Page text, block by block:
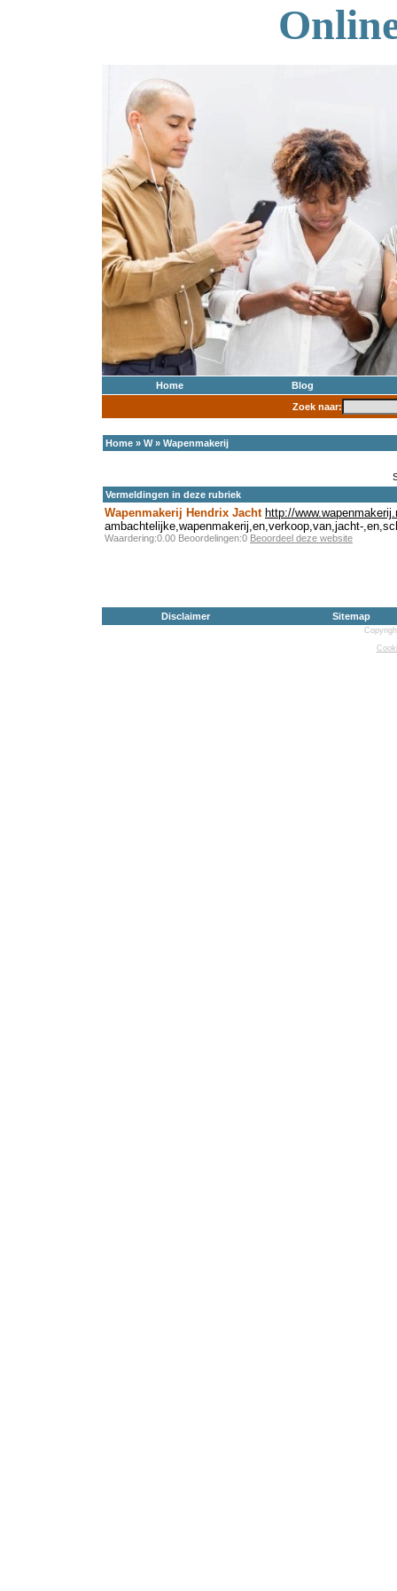
Home
Blog
Zoek naar:
Home » W» Wapenmakerij
Vermeldingen in deze rubriek
Wapenmakerij Hendrix Jacht http://
ambachtelijke,wapenmakerij,en,verkoop,van,jacht-
Waardering:0.00 Beoordelingen:0 Beoordeel deze website
Disclaimer Sitemap